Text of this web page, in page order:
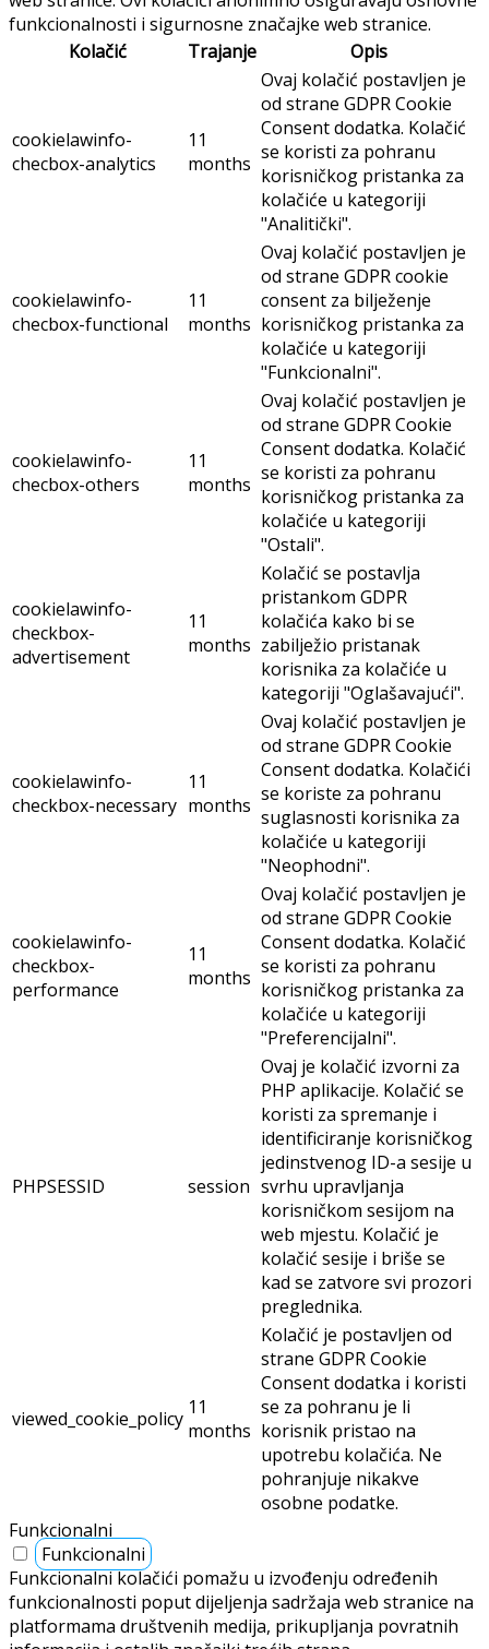
funkcionalnosti i sigurnosne značajke web stranice.
Kolačić
Trajanje Opis
cookielawinfo-
checbox-analytics
11
months
Ovaj kolačić postavljen je
od strane GDPR Cookie
Consent dodatka. Kolačić
se koristi za pohranu
korisničkog pristanka za
kolačiće u kategoriji
"Analitički".
cookielawinfo-
checbox-functional
11
months
Ovaj kolačić postavljen je
od strane GDPR cookie
consent za bilježenje
korisničkog pristanka za
kolačiće u kategoriji
"Funkcionalni".
cookielawinfo-
checbox-others
11
months
Ovaj kolačić postavljen je
od strane GDPR Cookie
Consent dodatka. Kolačić
se koristi za pohranu
korisničkog pristanka za
kolačiće u kategoriji
"Ostali".
cookielawinfo-
checkbox-
advertisement
11
months
Kolačić se postavlja
pristankom GDPR
kolačića kako bi se
zabilježio pristanak
korisnika za kolačiće u
kategoriji "Oglašavajući".
cookielawinfo-
checkbox-necessary
11
months
Ovaj kolačić postavljen je
od strane GDPR Cookie
Consent dodatka. Kolačići
se koriste za pohranu
suglasnosti korisnika za
kolačiće u kategoriji
"Neophodni".
cookielawinfo-
checkbox-
performance
11
months
Ovaj kolačić postavljen je
od strane GDPR Cookie
Consent dodatka. Kolačić
se koristi za pohranu
korisničkog pristanka za
kolačiće u kategoriji
"Preferencijalni".
PHPSESSID session
Ovaj je kolačić izvorni za
PHP aplikacije. Kolačić se
koristi za spremanje i
identificiranje korisničkog
jedinstvenog ID-a sesije u
svrhu upravljanja
korisničkom sesijom na
web mjestu. Kolačić je
kolačić sesije i briše se
kad se zatvore svi prozori
preglednika.
viewed_cookie_policy 11
months
Kolačić je postavljen od
strane GDPR Cookie
Consent dodatka i koristi
se za pohranu je li
korisnik pristao na
upotrebu kolačića. Ne
pohranjuje nikakve
osobne podatke.
Funkcionalni
Funkcionalni
Funkcionalni kolačići pomažu u izvođenju određenih
funkcionalnosti poput dijeljenja sadržaja web stranice na
platformama društvenih medija, prikupljanja povratnih